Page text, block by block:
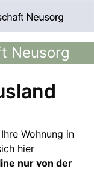
Neusorg